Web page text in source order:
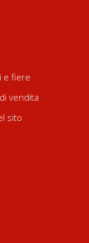
e fiere
vendita
sito